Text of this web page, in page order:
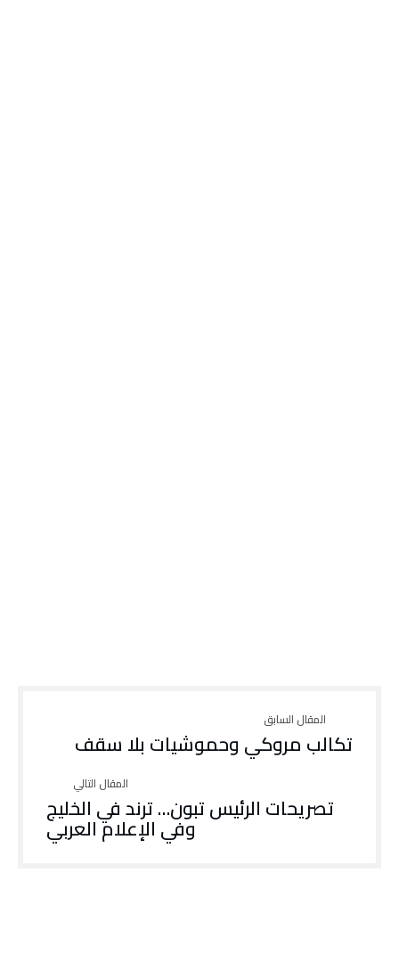
تكالب مروكي وحموشيات بلا سقف
تصريحات الرئيس تبون… ترند في الخليج
وفي الإعلام العربي